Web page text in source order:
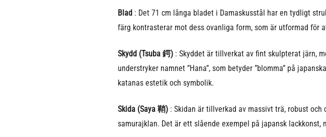
Blad : Det 71 cm långa bladet i Damaskusstål har en tydligt
färg kontrasterar mot dess ovanliga form, som är utformad för
Skydd (Tsuba 鍔): Skyddet är tillverkat av fint skulpterat järn,
understryker namnet ”Hana”, som betyder ”blomma” på
katanas estetik och symbolik.
Skida (Saya 鞘): Skidan är tillverkad av massivt trä, robust och
samurajklan. Det är ett slående exempel på japansk